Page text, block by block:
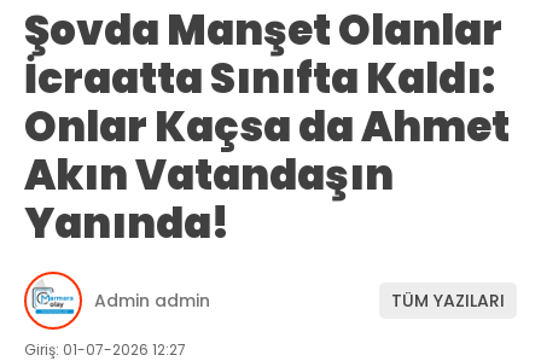
Şovda Manşet Olanlar
İcraatta Sınıfta Kaldı:
Onlar Kaçsa da Ahmet
Akın Vatandaşın
Yanında!
Admin admin TÜM YAZILARI
Giriş: 01-07-2026 12:27